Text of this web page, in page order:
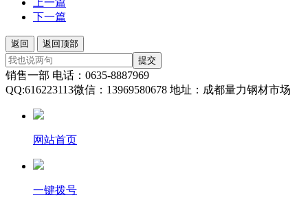
下一篇
返回
返回顶部
提交
销售一部 电话：0635-8887969
QQ:616223113微信：13969580678 地址：成都量力钢材市场
网站首页
一键拨号